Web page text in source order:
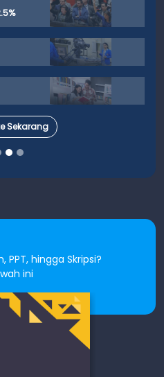
Sekarang
hingga Skripsi?
ini